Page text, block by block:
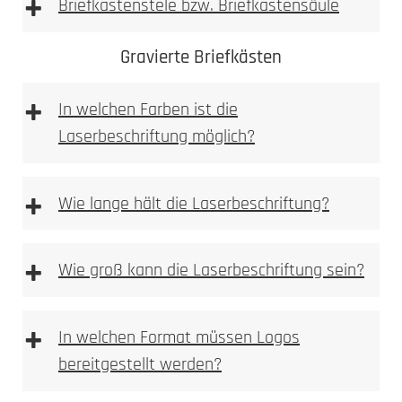
essighaltigen Reinigungsmittel verwenden
unserem Pflegeratgeber.
+ Briefkastenstele bzw. Briefkastensäule
Gravierte Briefkästen
+
In welchen Farben ist die
Laserbeschriftung möglich?
+ Wie lange hält die Laserbeschriftung?
+ Wie groß kann die Laserbeschriftung sein?
+
In welchen Format müssen Logos
bereitgestellt werden?